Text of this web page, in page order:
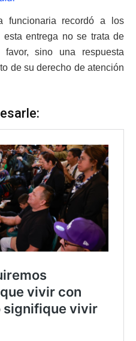
recordó a los
esta entrega no se trata de
sino una respuesta
de su derecho de atención